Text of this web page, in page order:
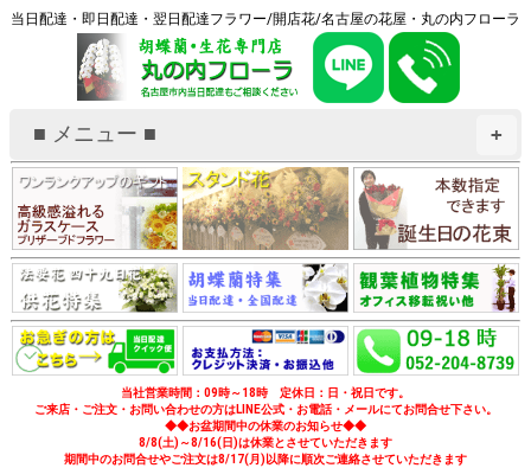
当日配達・即日配達・翌日配達フラワー/開店花/名古屋の花屋・丸の内フローラ
+
■ メニュー ■
当社営業時間：09時～18時 定休日：日・祝日です。
ご来店・ご注文・お問い合わせの方はLINE公式・お電話・メールにてお問合せ下さい。
◆◆お盆期間中の休業のお知らせ◆◆
8/8(土)～8/16(日)は休業とさせていただきます
期間中のお問合せやご注文は8/17(月)以降に順次ご連絡させていただきます